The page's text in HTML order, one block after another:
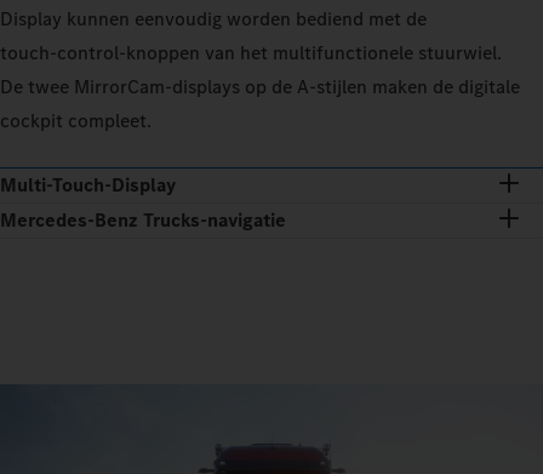
Display kunnen eenvoudig worden bediend met de
touch‑control-knoppen van het multifunctionele stuurwiel.
De twee MirrorCam-displays op de A-stijlen maken de digitale
cockpit compleet.
Multi-Touch-Display
Mercedes‑Benz Trucks-navigatie